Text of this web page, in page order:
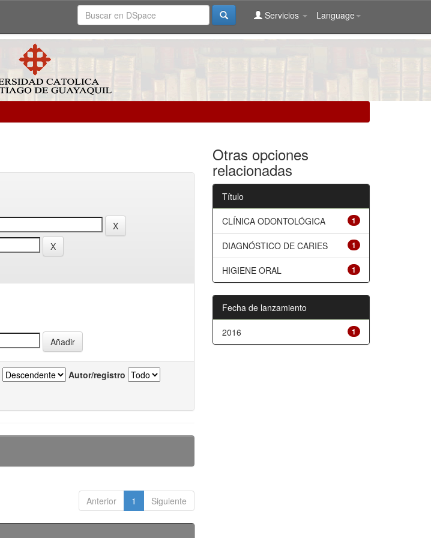
Language
Servicios
Autor/registro
Anterior 1 Siguiente
Otras opciones
relacionadas
Título
1
CLÍNICA ODONTOLÓGICA
1
DIAGNÓSTICO DE CARIES
1
HIGIENE ORAL
Fecha de lanzamiento
1
2016